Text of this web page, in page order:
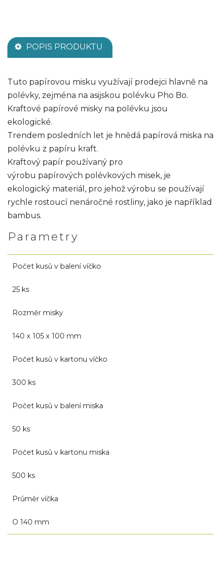
POPIS PRODUKTU
Tuto papírovou misku využívají prodejci hlavně na
polévky, zejména na asijskou polévku Pho Bo.
Kraftové papírové misky na polévku jsou
ekologické.
Trendem posledních let je hnědá papírová miska na
polévku z papíru kraft.
Kraftový papír používaný pro
výrobu papírových polévkových misek, je
ekologický materiál, pro jehož výrobu se používají
rychle rostoucí nenáročné rostliny, jako je například
bambus.
Parametry
Počet kusů v balení víčko
25 ks
Rozměr misky
140 x 105 x 100 mm
Počet kusů v kartonu víčko
300 ks
Počet kusů v balení miska
50 ks
Počet kusů v kartonu miska
500 ks
Průměr víčka
O 140 mm